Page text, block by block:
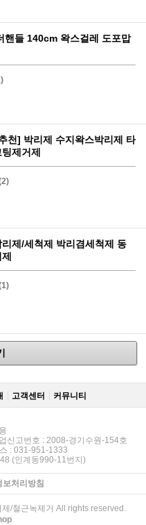
핸들 140cm 왁스걸레 도포맙
천] 박리제 수지왁스박리제 타
제거제
제/세척제 박리겸세척제 동
고객센터 커뮤니티
신고번호 : 2008-경기수원-154호
: 031-951-1333
(인계동990-11번지)
보처리방침
/철근녹제거 All rights reserved.